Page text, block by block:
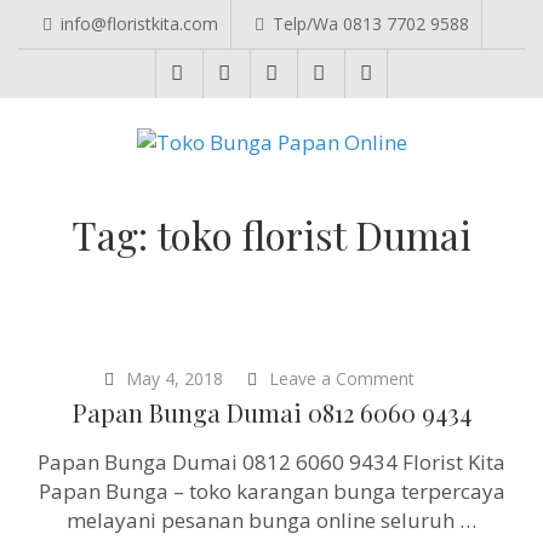
info@floristkita.com Telp/Wa 0813 7702 9588
Tag: toko florist Dumai
May 4, 2018 Leave a Comment
Bunga
0812
9434
Papan Bunga Dumai 0812 6060 9434
Papan Bunga Dumai 0812 6060 9434 Florist Kita
Papan Bunga – toko karangan bunga terpercaya
melayani pesanan bunga online seluruh …